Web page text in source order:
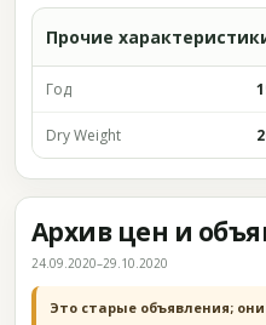
Прочие
Год
Dry Weight
Архив цен и
24.09.2020–29.10.2020
Это старые объявления;